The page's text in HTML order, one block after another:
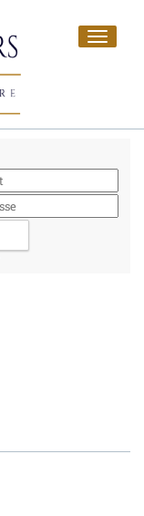
Toggle